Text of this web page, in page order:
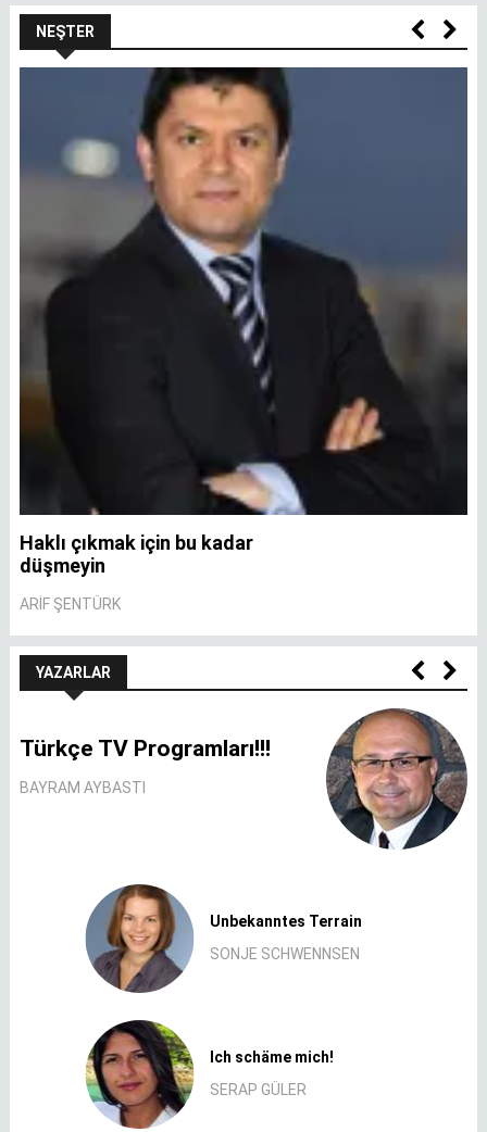
NEŞTER
Haklı çıkmak için bu kadar
düşmeyin
ARIF ŞENTÜRK
YAZARLAR
Türkçe TV Programları!!!
BAYRAM AYBASTI
Unbekanntes Terrain
SONJE SCHWENNSEN
Ich schäme mich!
SERAP GÜLER